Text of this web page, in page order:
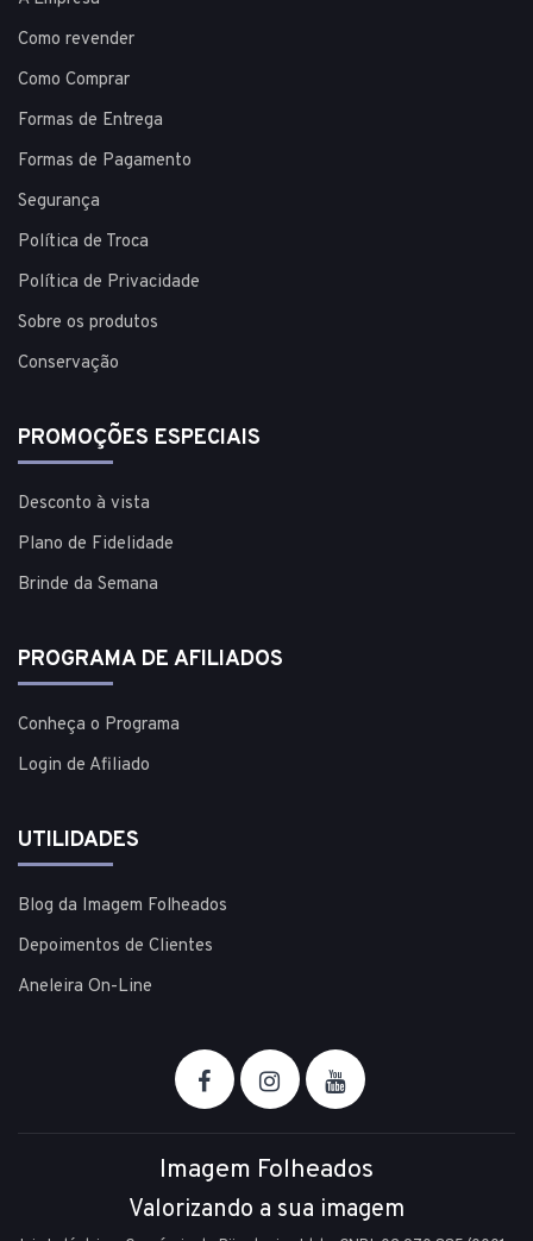
Como revender
Como Comprar
Formas de Entrega
Formas de Pagamento
Segurança
Política de Troca
Política de Privacidade
Sobre os produtos
Conservação
PROMOÇÕES ESPECIAIS
Desconto à vista
Plano de Fidelidade
Brinde da Semana
PROGRAMA DE AFILIADOS
Conheça o Programa
Login de Afiliado
UTILIDADES
Blog da Imagem Folheados
Depoimentos de Clientes
Aneleira On-Line
Imagem Folheados
Valorizando a sua imagem